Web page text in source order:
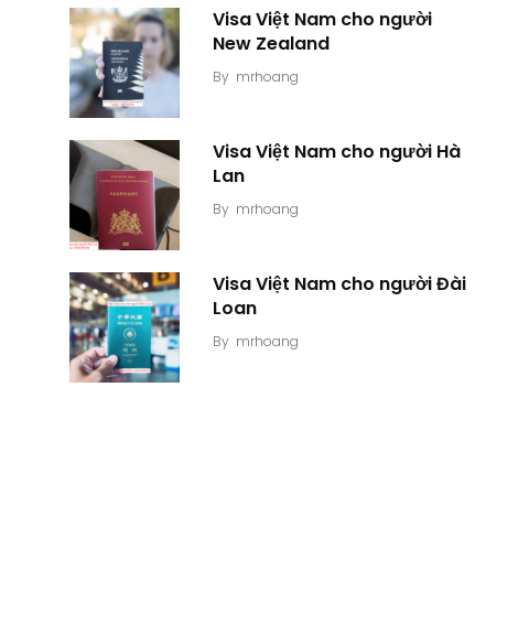
Visa Việt Nam cho người
New Zealand
By mrhoang
Visa Việt Nam cho người Hà
Lan
By mrhoang
Visa Việt Nam cho người Đài
Loan
By mrhoang